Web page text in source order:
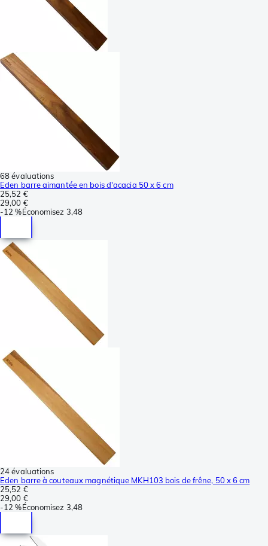
68 évaluations
Eden barre aimantée en bois d'acacia 50 x 6 cm
25,52 €
29,00 €
-12 %Économisez 3,48
24 évaluations
Eden barre à couteaux magnétique MKH103 bois de frêne, 50 x 6 cm
25,52 €
29,00 €
-12 %Économisez 3,48